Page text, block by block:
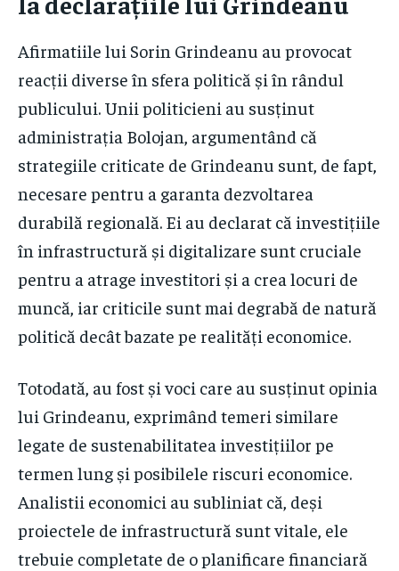
Afirmatiile lui Sorin Grindeanu au provocat
reacții diverse în sfera politică și în rândul
publicului. Unii politicieni au susținut
administrația Bolojan, argumentând că
strategiile criticate de Grindeanu sunt, de fapt,
necesare pentru a garanta dezvoltarea
durabilă regională. Ei au declarat că investițiile
în infrastructură și digitalizare sunt cruciale
pentru a atrage investitori și a crea locuri de
muncă, iar criticile sunt mai degrabă de natură
politică decât bazate pe realități economice.
Totodată, au fost și voci care au susținut opinia
lui Grindeanu, exprimând temeri similare
legate de sustenabilitatea investițiilor pe
termen lung și posibilele riscuri economice.
Analistii economici au subliniat că, deși
proiectele de infrastructură sunt vitale, ele
trebuie completate de o planificare financiară